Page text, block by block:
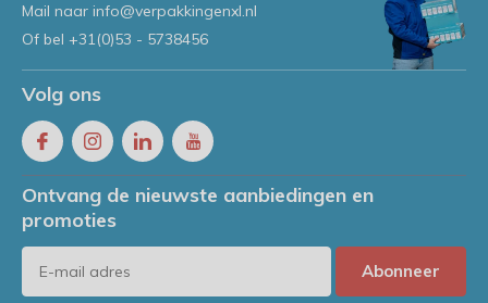
Mail naar info@verpakkingenxl.nl
Of bel +31(0)53 - 5738456
Volg ons
Ontvang de nieuwste aanbiedingen en
promoties
Abonneer